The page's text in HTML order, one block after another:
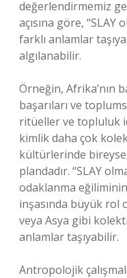
değerlendirmemiz
açısına göre,
farklı anlamlar
algılanabilir.
Örneğin, Afrika’nın
başarıları ve
ritüeller ve topluluk
kimlik daha çok
kültürlerinde
plandadır. “SLAY
odaklanma
inşasında büyük rol
veya Asya gibi
anlamlar taşıyabilir.
Antropolojik